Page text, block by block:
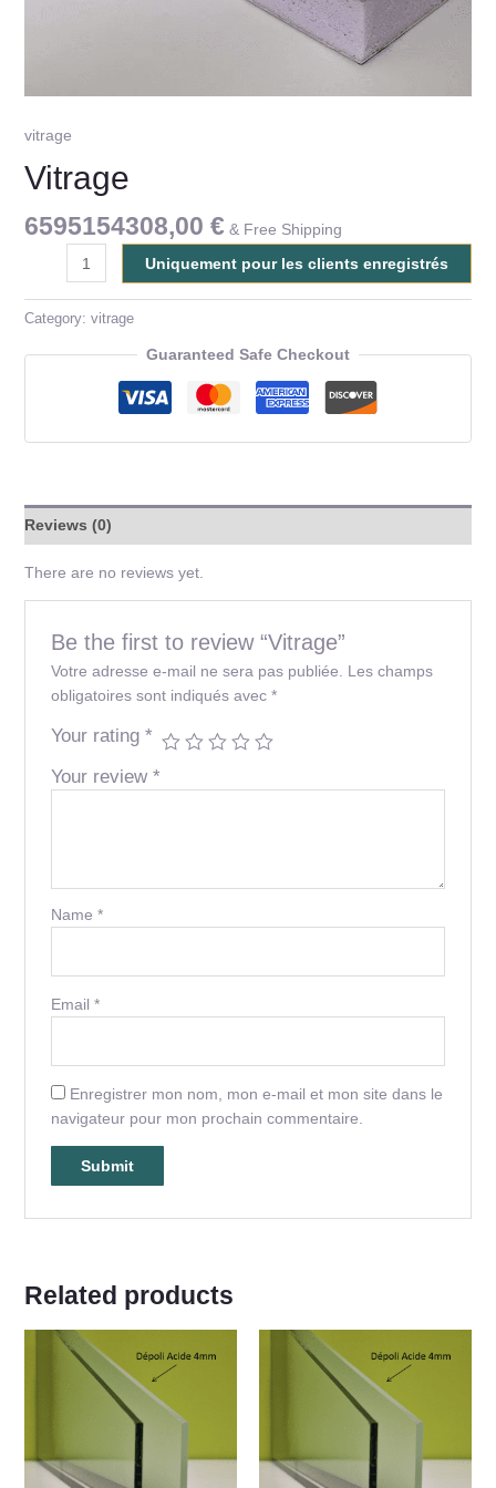
vitrage
Vitrage
6595154308,00 € & Free Shipping
Uniquement pour les clients enregistrés
Category: vitrage
Guaranteed Safe Checkout
Reviews (0)
There are no reviews yet.
Be the first to review “Vitrage”
Votre adresse e-mail ne sera pas publiée.
Les champs
obligatoires sont indiqués avec *
Your rating *
Your review *
Name *
Email *
Enregistrer mon nom, mon e-mail et mon site dans le
navigateur pour mon prochain commentaire.
Related products